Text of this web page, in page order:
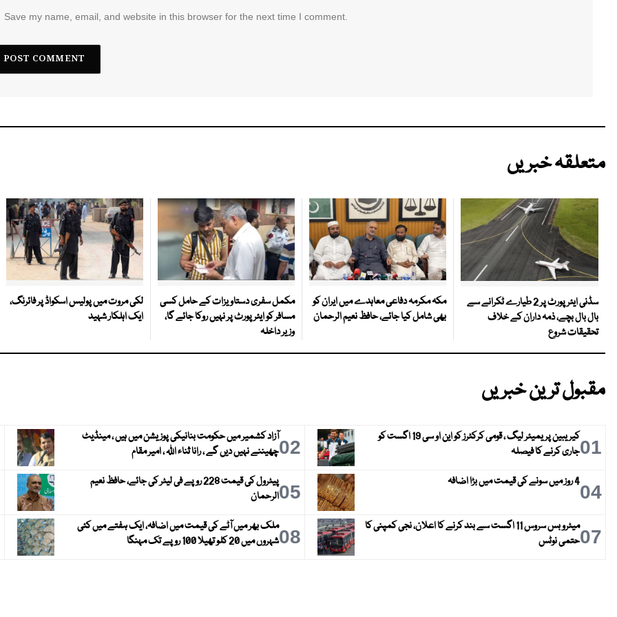
Save my name, email, and website in this browser for the next time I comment.
متعلقہ خبریں
سڈنی ایئرپورٹ پر 2 طیارے ٹکرانے سے
بال بال بچے، ذمہ داران کے خلاف
تحقیقات شروع
مکہ مکرمہ دفاعی معاہدے میں ایران کو
بھی شامل کیا جائے، حافظ نعیم الرحمان
مکمل سفری دستاویزات کے حامل کسی
مسافر کو ایئرپورٹ پر نہیں روکا جائے گا،
وزیر داخلہ
لکی مروت میں پولیس اسکواڈ پر فائرنگ،
ایک اہلکار شہید
مقبول ترین خبریں
01
کیریبین پریمیئر لیگ ، قومی کرکٹرز کو این او سی 19 اگست کو
جاری کرنے کا فیصلہ
02آزاد کشمیر میں حکومت بنانیکی پوزیشن میں ہیں ، مینڈیٹ
چھیننے نہیں دیں گے ، رانا ثناء اللہ ، امیر مقام
044 روز میں سونے کی قیمت میں بڑا اضافہ 05
پیٹرول کی قیمت 228 روپے فی لیٹر کی جائے، حافظ نعیم
الرحمان
07
میٹرو بس سروس 11 اگست سے بند کرنے کا اعلان، نجی کمپنی کا
حتمی نوٹس
08ملک بھر میں آٹے کی قیمت میں اضافہ، ایک ہفتے میں کئی
شہروں میں 20 کلو تھیلا 100 روپے تک مہنگا